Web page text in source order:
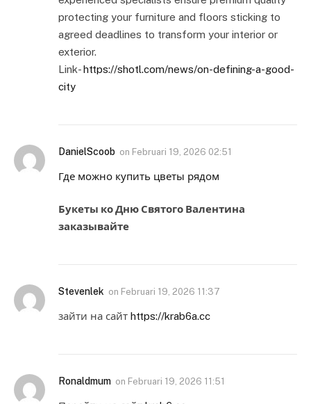
protecting your furniture and floors sticking to
agreed deadlines to transform your interior or
exterior.
Link-https://shotl.com/news/on-defining-a-good-
city
DanielScoob on Februari 19, 2026 02:51
Где можно купить цветы рядом
Букеты ко Дню Святого Валентина
заказывайте
Stevenlek on Februari 19, 2026 11:37
зайти на сайт https://krab6a.cc
Ronaldmum on Februari 19, 2026 11:51